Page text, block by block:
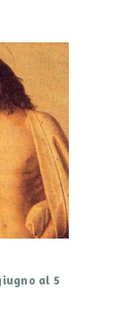
al 5